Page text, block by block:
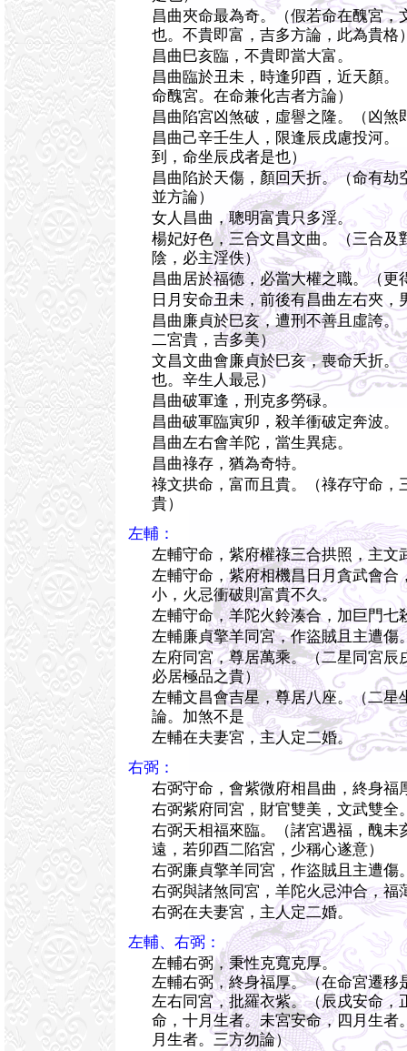
昌曲夾命最為奇。（假若命在醜宮，
也。不貴即富，吉多方論，此為貴格
昌曲巳亥臨，不貴即當大富。
昌曲臨於丑未，時逢卯酉，近天顏。
命醜宮。在命兼化吉者方論）
昌曲陷宮凶煞破，虛譽之隆。（凶煞
昌曲己辛壬生人，限逢辰戌慮投河。
到，命坐辰戌者是也）
昌曲陷於天傷，顏回夭折。（命有劫
並方論）
女人昌曲，聰明富貴只多淫。
楊妃好色，三合文昌文曲。（三合及
陰，必主淫佚）
昌曲居於福德，必當大權之職。（更
日月安命丑未，前後有昌曲左右夾，
昌曲廉貞於巳亥，遭刑不善且虛誇。
二宮貴，吉多美）
文昌文曲會廉貞於巳亥，喪命夭折。
也。辛生人最忌）
昌曲破軍逢，刑克多勞碌。
昌曲破軍臨寅卯，殺羊衝破定奔波。
昌曲左右會羊陀，當生異痣。
昌曲祿存，猶為奇特。
祿文拱命，富而且貴。（祿存守命，
貴）
左輔：
左輔守命，紫府權祿三合拱照，主文
左輔守命，紫府相機昌日月貪武會合
小，火忌衝破則富貴不久。
左輔守命，羊陀火鈴湊合，加巨門七
左輔廉貞擎羊同宮，作盜賊且主遭傷
左府同宮，尊居萬乘。（二星同宮辰
必居極品之貴）
左輔文昌會吉星，尊居八座。（二星
論。加煞不是
左輔在夫妻宮，主人定二婚。
右弼：
右弼守命，會紫微府相昌曲，終身福
右弼紫府同宮，財官雙美，文武雙全
右弼天相福來臨。（諸宮遇福，醜未
遠，若卯酉二陷宮，少稱心遂意）
右弼廉貞擎羊同宮，作盜賊且主遭傷
右弼與諸煞同宮，羊陀火忌沖合，福
右弼在夫妻宮，主人定二婚。
左輔、右弼：
左輔右弼，秉性克寬克厚。
左輔右弼，終身福厚。（在命宮遷移
左右同宮，批羅衣紫。（辰戌安命，
命，十月生者。未宮安命，四月生者
月生者。三方勿論）